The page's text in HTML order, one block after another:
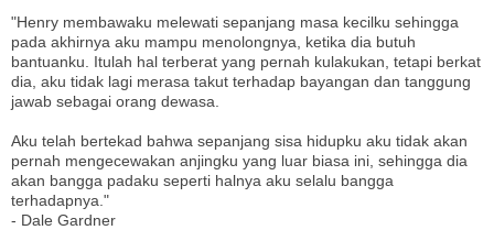
"Henry membawaku melewati sepanjang masa kecilku sehingga
pada akhirnya aku mampu menolongnya, ketika dia butuh
bantuanku. Itulah hal terberat yang pernah kulakukan, tetapi berkat
dia, aku tidak lagi merasa takut terhadap bayangan dan tanggung
jawab sebagai orang dewasa.
Aku telah bertekad bahwa sepanjang sisa hidupku aku tidak akan
pernah mengecewakan anjingku yang luar biasa ini, sehingga dia
akan bangga padaku seperti halnya aku selalu bangga
terhadapnya."
- Dale Gardner